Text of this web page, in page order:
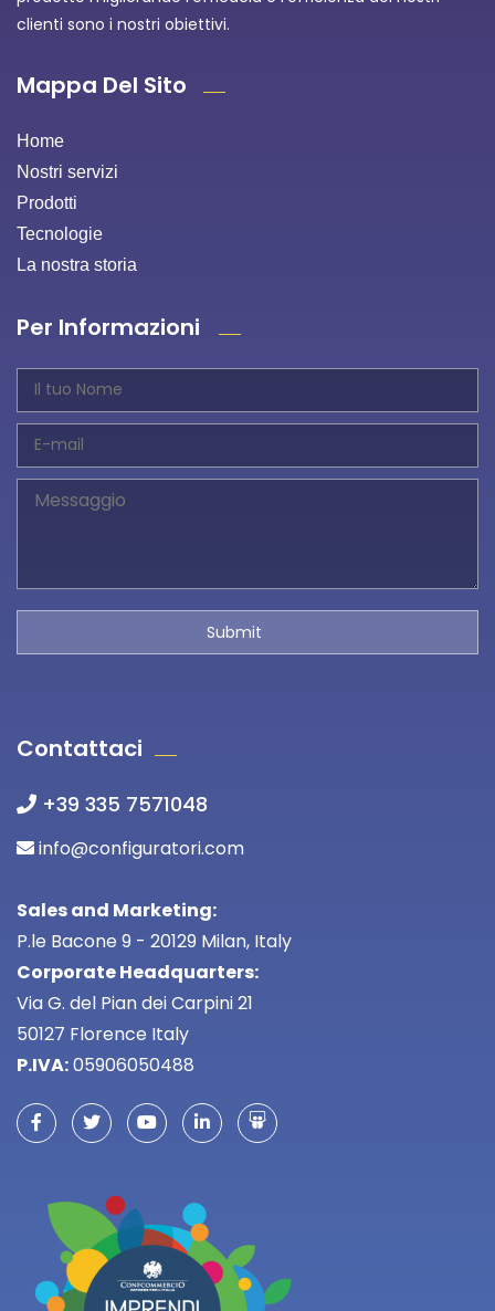
clienti sono i nostri obiettivi.
Mappa Del Sito
Home
Nostri servizi
Prodotti
Tecnologie
La nostra storia
Per Informazioni
Contattaci
+39 335 7571048
info@configuratori.com
Sales and Marketing:
P.le Bacone 9 - 20129 Milan, Italy
Corporate Headquarters:
Via G. del Pian dei Carpini 21
50127 Florence Italy
P.IVA:05906050488